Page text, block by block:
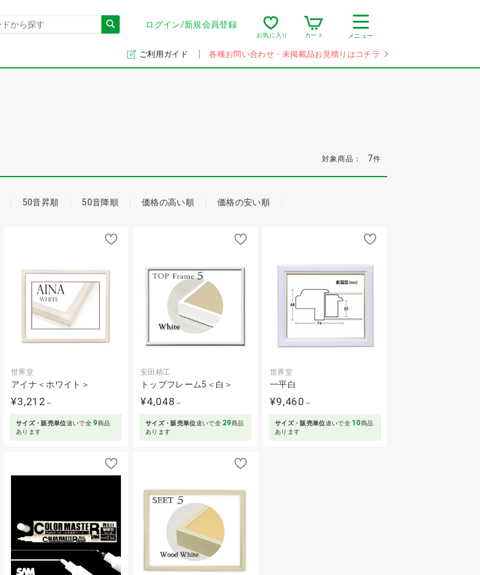
ログイン/新規会員登録
お気に入り カート メニュー
ご利用ガイド 各種お問い合わせ・未掲載品お見積りはコチラ
対象商品： 7件
50音昇順 50音降順 価格の高い順 価格の安い順
世界堂
アイナ＜ホワイト＞
¥3,212 ～
サイズ・販売単位違いで全 9商品
あります
安田精工
トップフレーム5＜白＞
¥4,048 ～
サイズ・販売単位違いで全 29商品
あります
世界堂
一平白
¥9,460 ～
サイズ・販売単位違いで全 10商品
あります